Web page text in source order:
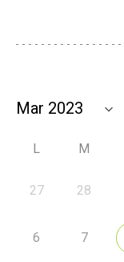
L M
27 28
6 7